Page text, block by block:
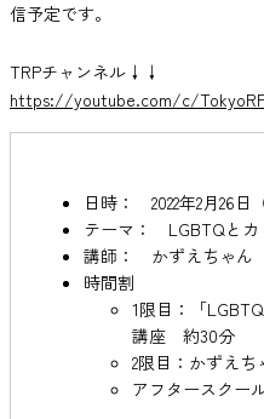
信予定です。
TRPチャンネル↓↓
https://youtube.com/c/
日時： 2022年2月26日
テーマ： LGBTQとカ
講師： かずえちゃん
時間割
1限目：「
講座 約30分
2限目：かずえ
アフタースクー